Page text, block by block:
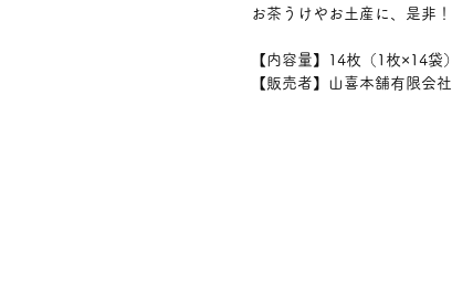
お茶うけやお土産に、是非！
【内容量】14枚（1枚×14袋）
【販売者】山喜本舗有限会社